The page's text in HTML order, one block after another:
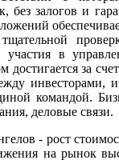
без залогов и
в
достигается за
инвесторами,
командой.
деловые связи.
- рост
на рынок